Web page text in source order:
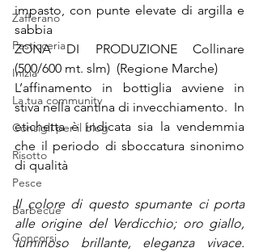
Zafferano
Pasticceria
Inizia
La tua community
Consigli per il blog
Risotto
Pesce
Barbecue
Concorsi
impasto, con punte elevate di argilla e
sabbia
ZONA DI PRODUZIONE Collinare
(500/600 mt. slm)  (Regione Marche)
L’affinamento in bottiglia avviene in
stiva nella cantina di invecchiamento.  In
etichetta è indicata sia la vendemmia
che il periodo di sboccatura sinonimo
di qualità
Il colore di questo spumante ci porta
alle origine del Verdicchio; oro giallo,
luminoso brillante, eleganza vivace.